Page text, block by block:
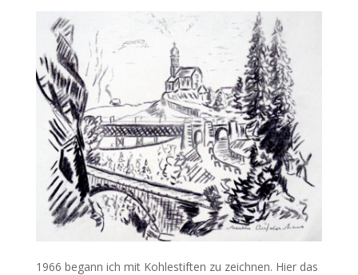
1966 begann ich mit Kohlestiften zu zeichnen. Hier das